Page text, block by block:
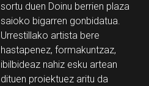
sortu duen Doinu berrien plaza
saioko bigarren gonbidatua.
Urrestillako artista bere
hastapenez, formakuntzaz,
ibilbideaz nahiz esku artean
dituen proiektuez aritu da